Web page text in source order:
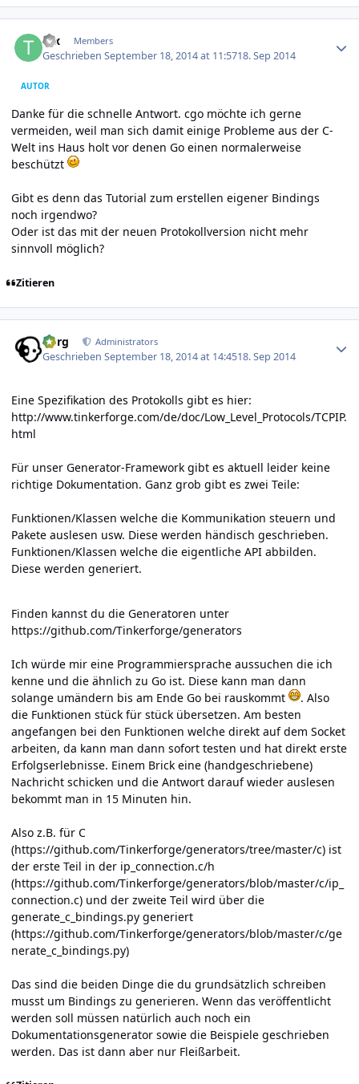
tex Members
GeschriebenSeptember 18, 2014 at 11:5718. Sep 2014
AUTOR
Danke für die schnelle Antwort. cgo möchte ich gerne
vermeiden, weil man sich damit einige Probleme aus der C-
Welt ins Haus holt vor denen Go einen normalerweise
beschützt
Gibt es denn das Tutorial zum erstellen eigener Bindings
noch irgendwo?
Oder ist das mit der neuen Protokollversion nicht mehr
sinnvoll möglich?
Zitieren
borg Administrators
GeschriebenSeptember 18, 2014 at 14:4518. Sep 2014
Eine Spezifikation des Protokolls gibt es hier:
http://www.tinkerforge.com/de/doc/Low_Level_Protocols/TCPIP.
html
Für unser Generator-Framework gibt es aktuell leider keine
richtige Dokumentation. Ganz grob gibt es zwei Teile:
Funktionen/Klassen welche die Kommunikation steuern und
Pakete auslesen usw. Diese werden händisch geschrieben.
Funktionen/Klassen welche die eigentliche API abbilden.
Diese werden generiert.
Finden kannst du die Generatoren unter
https://github.com/Tinkerforge/generators
Ich würde mir eine Programmiersprache aussuchen die ich
kenne und die ähnlich zu Go ist. Diese kann man dann
solange umändern bis am Ende Go bei rauskommt
. Also
die Funktionen stück für stück übersetzen. Am besten
angefangen bei den Funktionen welche direkt auf dem Socket
arbeiten, da kann man dann sofort testen und hat direkt erste
Erfolgserlebnisse. Einem Brick eine (handgeschriebene)
Nachricht schicken und die Antwort darauf wieder auslesen
bekommt man in 15 Minuten hin.
Also z.B. für C
(https://github.com/Tinkerforge/generators/tree/master/c) ist
der erste Teil in der ip_connection.c/h
(https://github.com/Tinkerforge/generators/blob/master/c/ip_
connection.c) und der zweite Teil wird über die
generate_c_bindings.py generiert
(https://github.com/Tinkerforge/generators/blob/master/c/ge
nerate_c_bindings.py)
Das sind die beiden Dinge die du grundsätzlich schreiben
musst um Bindings zu generieren. Wenn das veröffentlicht
werden soll müssen natürlich auch noch ein
Dokumentationsgenerator sowie die Beispiele geschrieben
werden. Das ist dann aber nur Fleißarbeit.